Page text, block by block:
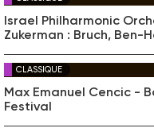
Israel Philharmonic
Zukerman : Bruch, Ben-
CLASSIQUE
Max Emanuel Cencic -
Festival